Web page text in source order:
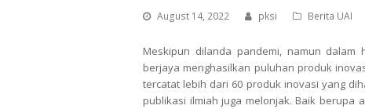
August 14, 2022 pksi Berita UAI
Meskipun dilanda pandemi, namun
berjaya menghasilkan puluhan produk
tercatat lebih dari 60 produk inovasi yang
publikasi ilmiah juga melonjak. Baik berupa